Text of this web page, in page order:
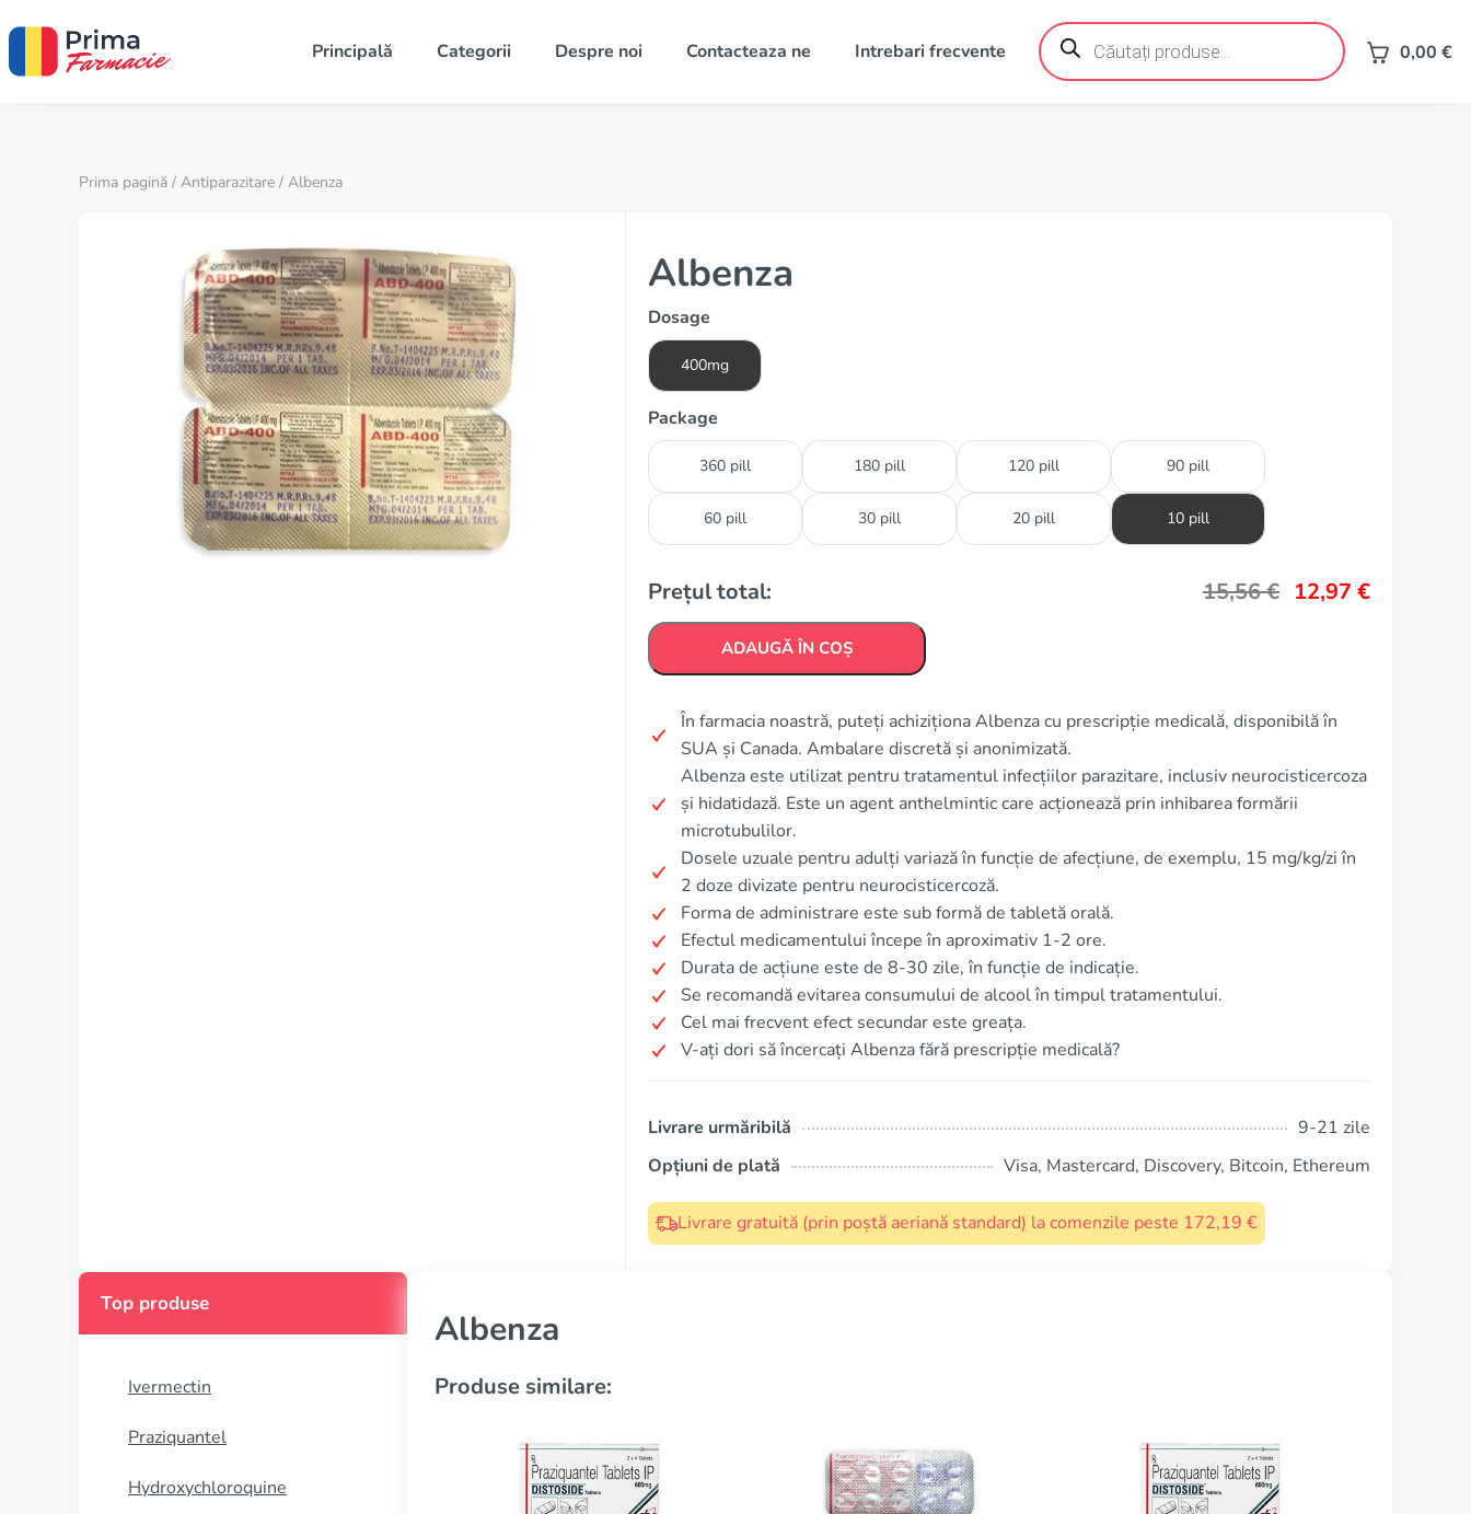
Principală Categorii Despre noi Contacteaza ne Intrebari frecvente
Products
search 0,00 €
Prima pagină / Antiparazitare / Albenza
Albenza
Dosage
400mg
Package
360 pill 180 pill 120 pill 90 pill
60 pill 30 pill 20 pill 10 pill
Prețul total: 15,56€ 12,97 €
ADAUGĂ ÎN COȘ
În farmacia noastră, puteți achiziționa Albenza cu prescripție medicală, disponibilă în
SUA și Canada. Ambalare discretă și anonimizată.
Albenza este utilizat pentru tratamentul infecțiilor parazitare, inclusiv neurocisticercoza
și hidatidază. Este un agent anthelmintic care acționează prin inhibarea formării
microtubulilor.
Dosele uzuale pentru adulți variază în funcție de afecțiune, de exemplu, 15 mg/kg/zi în
2 doze divizate pentru neurocisticercoză.
Forma de administrare este sub formă de tabletă orală.
Efectul medicamentului începe în aproximativ 1-2 ore.
Durata de acțiune este de 8-30 zile, în funcție de indicație.
Se recomandă evitarea consumului de alcool în timpul tratamentului.
Cel mai frecvent efect secundar este greața.
V-ați dori să încercați Albenza fără prescripție medicală?
Livrare urmăribilă
9-21 zile
Opțiuni de plată
Visa, Mastercard, Discovery, Bitcoin, Ethereum
Livrare gratuită (prin poștă aeriană standard) la comenzile peste 172,19 €
Top produse
Ivermectin
Praziquantel
Hydroxychloroquine
Albenza
Produse similare: